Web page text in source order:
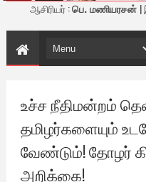
ஆசிரியர் :பெ. மணியரசன் |
உச்ச நீதிமன்றம்
தமிழர்களையும்
வேண்டும்! தோழர்
அறிக்கை!